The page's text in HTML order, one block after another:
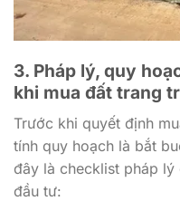
3. Pháp lý, quy
khi mua đất trang
Trước khi quyết định
tính quy hoạch là bắt
đây là checklist pháp lý
đầu tư: